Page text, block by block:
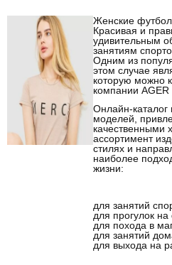
Женские
Красивая и
удивительным
занятиям
Одним из
этом случае
которую можно
компании AGER
Онлайн-каталог
моделей,
качественными
ассортимент
стилях и
наиболее
жизни:
для занятий
для прогулок
для похода в
для занятий
для выхода на